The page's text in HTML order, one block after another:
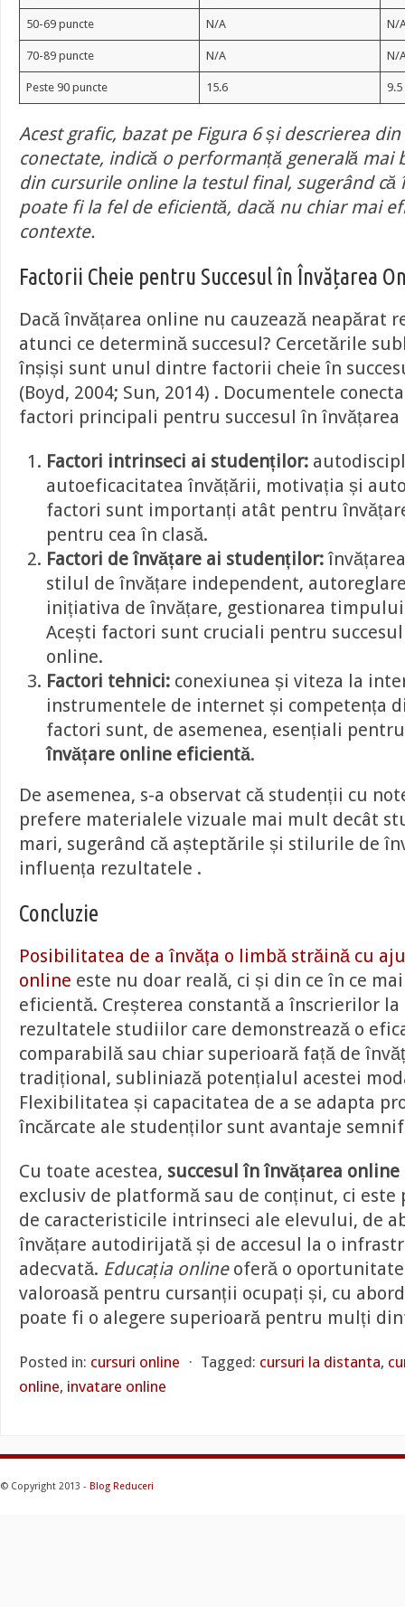
50-69 puncte N/A N/
70-89 puncte N/A N/
Peste 90 puncte 15.6 9.5
Acest grafic, bazat pe Figura 6 și descrierea
conectate, indică o performanță generală mai
din cursurile online la testul final, sugerând că
poate fi la fel de eficientă, dacă nu chiar mai
contexte.
Factorii Cheie pentru Succesul în Învățarea
Dacă învățarea online nu cauzează neapărat
atunci ce determină succesul? Cercetările
înșiși sunt unul dintre factorii cheie în
(Boyd, 2004; Sun, 2014) . Documentele
factori principali pentru succesul în învățarea
Factori intrinseci ai studenților:
autoeficacitatea învățării, motivația și
factori sunt importanți atât pentru
pentru cea în clasă.
Factori de învățare ai studenților:
stilul de învățare independent,
inițiativa de învățare, gestionarea
Acești factori sunt cruciali pentru
online.
Factori tehnici: conexiunea și viteza la
instrumentele de internet și competența
factori sunt, de asemenea, esențiali
învățare online eficientă.
De asemenea, s-a observat că studenții cu
prefere materialele vizuale mai mult decât
mari, sugerând că așteptările și stilurile de
influența rezultatele .
Concluzie
Posibilitatea de a învăța o limbă străină cu
online este nu doar reală, ci și din ce în ce
eficientă. Creșterea constantă a înscrierilor
rezultatele studiilor care demonstrează o
comparabilă sau chiar superioară față de
tradițional, subliniază potențialul acestei
Flexibilitatea și capacitatea de a se adapta
încărcate ale studenților sunt avantaje
Cu toate acestea, succesul în învățarea online
exclusiv de platformă sau de conținut, ci
de caracteristicile intrinseci ale elevului, de
învățare autodirijată și de accesul la o
adecvată. Educația onlineoferă o
valoroasă pentru cursanții ocupați și, cu
poate fi o alegere superioară pentru mulți
Posted in: cursuri online ⋅ Tagged: cursuri la distanta,
online, invatare online
© Copyright 2013 - Blog Reduceri